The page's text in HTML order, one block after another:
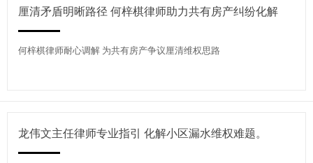
厘清矛盾明晰路径 何梓棋律师助力共有房产纠纷化解
何梓棋律师耐心调解 为共有房产争议厘清维权思路
龙伟文主任律师专业指引 化解小区漏水维权难题。